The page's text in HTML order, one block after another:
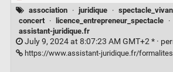
association · juridique ·
concert
· licence_entrepreneur_spectacle
·
assistant-juridique.fr
July 9, 2024 at 8:07:23 AM GMT+2 * ·
https://www.assistant-juridique.fr/